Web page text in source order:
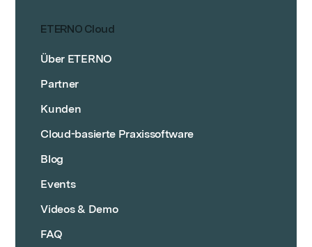
ETERNO Cloud
Über ETERNO
Partner
Kunden
Cloud-basierte Praxissoftware
Blog
Events
Videos & Demo
FAQ